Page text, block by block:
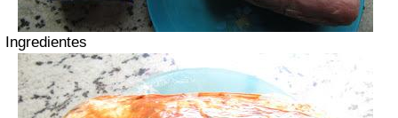
Ingredientes